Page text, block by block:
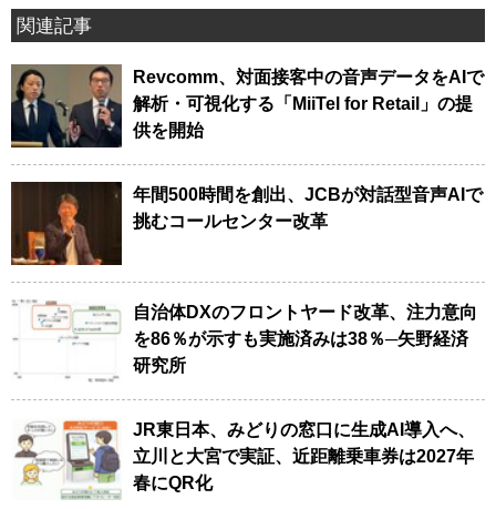
関連記事
Revcomm、対面接客中の音声データをAIで
解析・可視化する「MiiTel for Retail」の提
供を開始
年間500時間を創出、JCBが対話型音声AIで
挑むコールセンター改革
自治体DXのフロントヤード改革、注力意向
を86％が示すも実施済みは38％─矢野経済
研究所
JR東日本、みどりの窓口に生成AI導入へ、
立川と大宮で実証、近距離乗車券は2027年
春にQR化